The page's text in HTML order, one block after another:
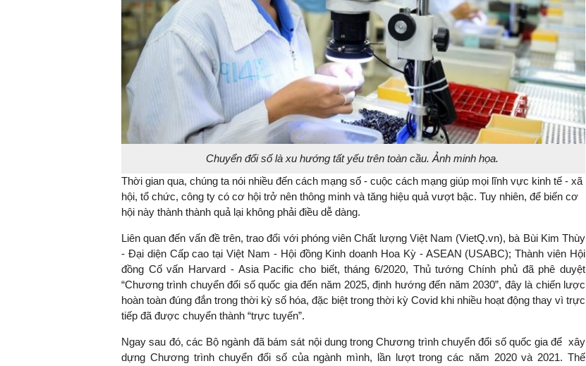
Chuyển đổi số là xu hướng tất yếu trên toàn cầu. Ảnh minh họa.
Thời gian qua, chúng ta nói nhiều đến cách mạng số - cuộc cách mạng giúp mọi lĩnh vực kinh tế - xã
hội, tổ chức, công ty có cơ hội trở nên thông minh và tăng hiệu quả vượt bậc. Tuy nhiên, để biến cơ
hội này thành thành quả lại không phải điều dễ dàng.
Liên quan đến vấn đề trên, trao đổi với phóng viên Chất lượng Việt Nam (VietQ.vn), bà Bùi Kim Thùy
- Đại diện Cấp cao tại Việt Nam - Hội đồng Kinh doanh Hoa Kỳ - ASEAN (USABC); Thành viên Hội
đồng Cố vấn Harvard - Asia Pacific cho biết, tháng 6/2020, Thủ tướng Chính phủ đã phê duyệt
“Chương trình chuyển đổi số quốc gia đến năm 2025, định hướng đến năm 2030”, đây là chiến lược
hoàn toàn đúng đắn trong thời kỳ số hóa, đặc biệt trong thời kỳ Covid khi nhiều hoạt động thay vì trực
tiếp đã được chuyển thành “trực tuyến”.
Ngay sau đó, các Bộ ngành đã bám sát nội dung trong Chương trình chuyển đổi số quốc gia để xây
dựng Chương trình chuyển đổi số của ngành mình, lần lượt trong các năm 2020 và 2021. Thế